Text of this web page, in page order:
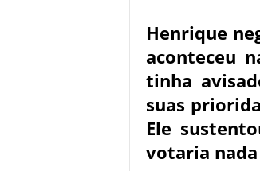
Henrique
aconteceu
tinha
suas
Ele
votaria